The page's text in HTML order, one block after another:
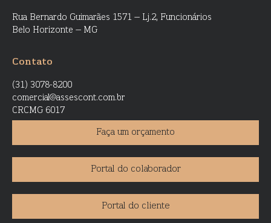
Rua Bernardo Guimarães 1571 – Lj.2, Funcionários
Belo Horizonte – MG
Contato
(31) 3078-8200
comercial@assescont.com.br
CRCMG 6017
Faça um orçamento
Portal do colaborador
Portal do cliente